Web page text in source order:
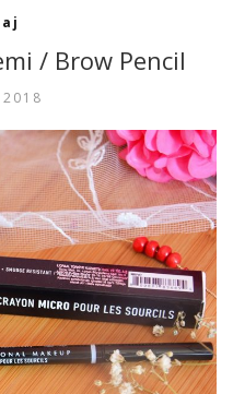
/ Brow Pencil